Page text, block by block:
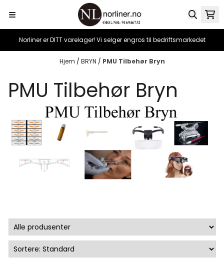
Hopp til innhold
Norliner er DITT varelager! Vi selger engros til bedriftsmarkedet
Hjem / BRYN / PMU Tilbehør Bryn
PMU Tilbehør Bryn